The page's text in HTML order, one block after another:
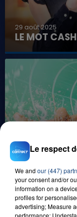
29 août 2025
LE MOT
1er août 2026
GAGNEZ
FAMILLE À
Le respect
We and our (447)
your consent and/or
information on a
profiles for
advertising; Measure
performance;